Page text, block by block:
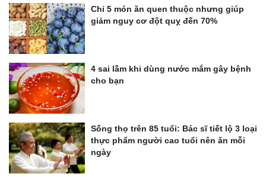
Chỉ 5 món ăn quen thuộc nhưng giúp
giảm nguy cơ đột quỵ đến 70%
4 sai lầm khi dùng nước mắm gây bệnh
cho bạn
Sống thọ trên 85 tuổi: Bác sĩ tiết lộ 3 loại
thực phẩm người cao tuổi nên ăn mỗi
ngày